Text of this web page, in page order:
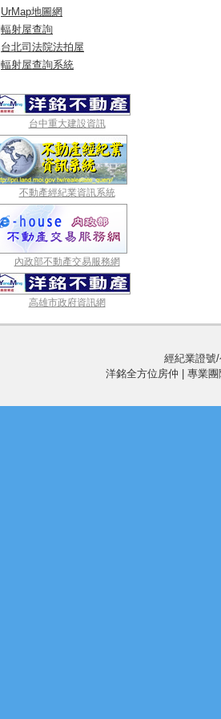
UrMap地圖網
輻射屋查詢
台北司法院法拍屋
輻射屋查詢系統
台中重大建設資訊
不動產經紀業資訊系統
內政部不動產交易服務網
高雄市政府資訊網
經紀業證
洋銘全方位房仲 | 專業